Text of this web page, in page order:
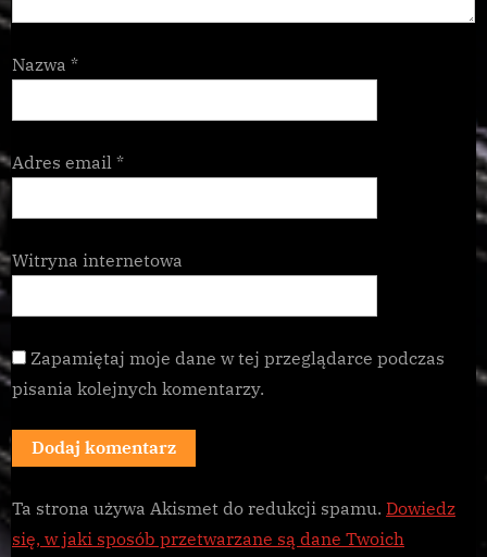
Nazwa *
Adres email *
Witryna internetowa
Zapamiętaj moje dane w tej przeglądarce podczas
pisania kolejnych komentarzy.
Ta strona używa Akismet do redukcji spamu. Dowiedz
się, w jaki sposób przetwarzane są dane Twoich